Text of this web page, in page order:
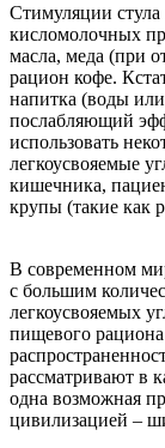
Стимуляции стула
кисломолочных
масла, меда (при
рацион кофе.
напитка (воды
послабляющий
использовать
легкоусвояемые
кишечника,
крупы (такие как
В современном
с большим
легкоусвояемых
пищевого
рассматривают в
одна возможная
цивилизацией –